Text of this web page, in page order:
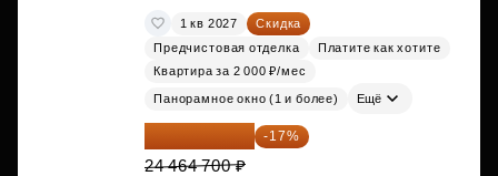
1 кв 2027
Скидка
Предчистовая отделка
Платите как хотите
Квартира за 2 000 ₽/мес
Панорамное окно (1 и более) Ещё
20 305 701 ₽ -17%
24 464 700 ₽